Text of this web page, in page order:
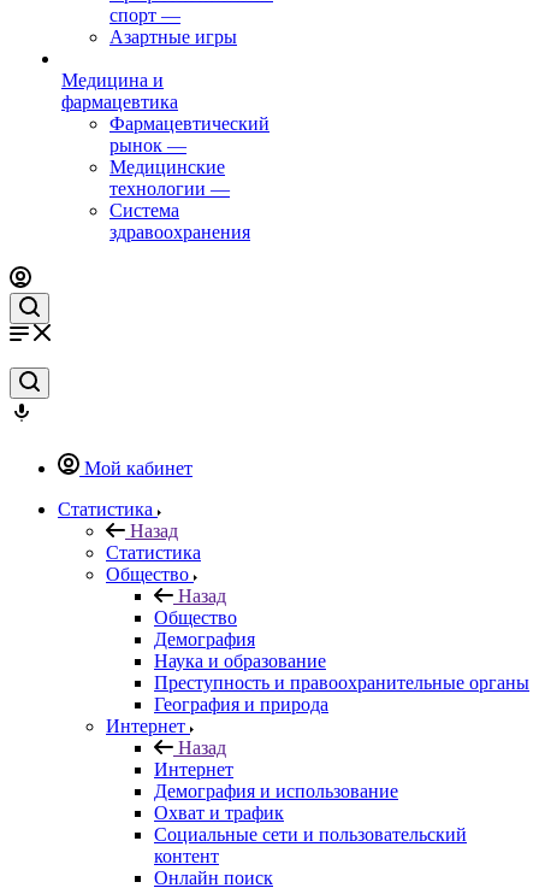
спорт —
Азартные игры
Медицина и
фармацевтика
Фармацевтический
рынок —
Медицинские
технологии —
Система
здравоохранения
Мой кабинет
Статистика
Назад
Статистика
Общество
Назад
Общество
Демография
Наука и образование
Преступность и правоохранительные органы
География и природа
Интернет
Назад
Интернет
Демография и использование
Охват и трафик
Социальные сети и пользовательский
контент
Онлайн поиск